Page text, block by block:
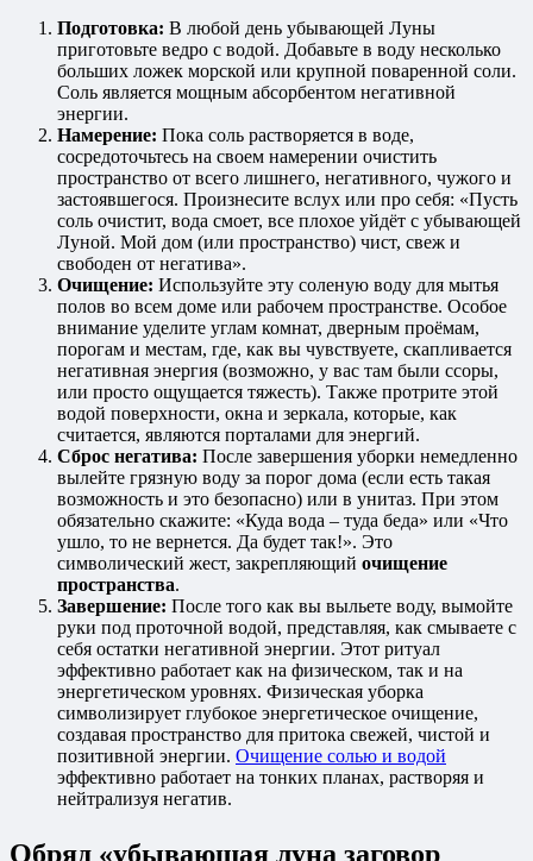
Подготовка: В любой день убывающей Луны
приготовьте ведро с водой. Добавьте в воду несколько
больших ложек морской или крупной поваренной соли.
Соль является мощным абсорбентом негативной
энергии.
Намерение: Пока соль растворяется в воде,
сосредоточьтесь на своем намерении очистить
пространство от всего лишнего, негативного, чужого и
застоявшегося. Произнесите вслух или про себя: «Пусть
соль очистит, вода смоет, все плохое уйдёт с убывающей
Луной. Мой дом (или пространство) чист, свеж и
свободен от негатива».
Очищение: Используйте эту соленую воду для мытья
полов во всем доме или рабочем пространстве. Особое
внимание уделите углам комнат, дверным проёмам,
порогам и местам, где, как вы чувствуете, скапливается
негативная энергия (возможно, у вас там были ссоры,
или просто ощущается тяжесть). Также протрите этой
водой поверхности, окна и зеркала, которые, как
считается, являются порталами для энергий.
Сброс негатива: После завершения уборки немедленно
вылейте грязную воду за порог дома (если есть такая
возможность и это безопасно) или в унитаз. При этом
обязательно скажите: «Куда вода – туда беда» или «Что
ушло, то не вернется. Да будет так!». Это
символический жест, закрепляющий очищение
пространства.
Завершение: После того как вы выльете воду, вымойте
руки под проточной водой, представляя, как смываете с
себя остатки негативной энергии. Этот ритуал
эффективно работает как на физическом, так и на
энергетическом уровнях. Физическая уборка
символизирует глубокое энергетическое очищение,
создавая пространство для притока свежей, чистой и
позитивной энергии. Очищение солью и водой
эффективно работает на тонких планах, растворяя и
нейтрализуя негатив.
Обряд «убывающая луна заговор